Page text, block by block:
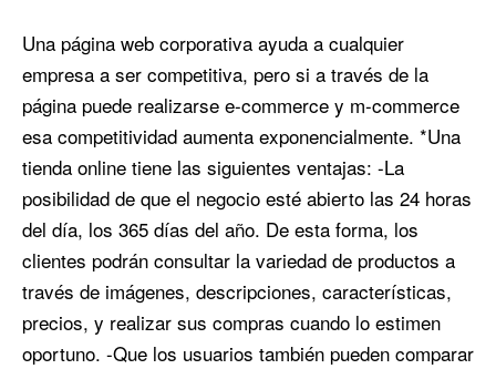
Una página web corporativa ayuda a cualquier
empresa a ser competitiva, pero si a través de la
página puede realizarse e-commerce y m-commerce
esa competitividad aumenta exponencialmente. *Una
tienda online tiene las siguientes ventajas: -La
posibilidad de que el negocio esté abierto las 24 horas
del día, los 365 días del año. De esta forma, los
clientes podrán consultar la variedad de productos a
través de imágenes, descripciones, características,
precios, y realizar sus compras cuando lo estimen
oportuno. -Que los usuarios también pueden comparar